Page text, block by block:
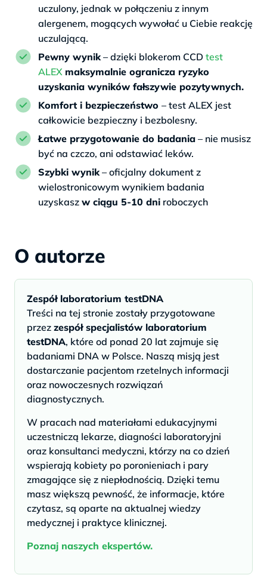
uczulony, jednak w połączeniu z innym
alergenem, mogących wywołać u Ciebie reakcję
uczulającą.
Pewny wynik – dzięki blokerom CCD test
ALEX maksymalnie ogranicza ryzyko
uzyskania wyników fałszywie pozytywnych.
Komfort i bezpieczeństwo – test ALEX jest
całkowicie bezpieczny i bezbolesny.
Łatwe przygotowanie do badania – nie musisz
być na czczo, ani odstawiać leków.
Szybki wynik – oficjalny dokument z
wielostronicowym wynikiem badania
uzyskasz w ciągu 5-10 dni roboczych
O autorze
Zespół laboratorium testDNA
Treści na tej stronie zostały przygotowane
przez zespół specjalistów laboratorium
testDNA, które od ponad 20 lat zajmuje się
badaniami DNA w Polsce. Naszą misją jest
dostarczanie pacjentom rzetelnych informacji
oraz nowoczesnych rozwiązań
diagnostycznych.
W pracach nad materiałami edukacyjnymi
uczestniczą lekarze, diagności laboratoryjni
oraz konsultanci medyczni, którzy na co dzień
wspierają kobiety po poronieniach i pary
zmagające się z niepłodnością. Dzięki temu
masz większą pewność, że informacje, które
czytasz, są oparte na aktualnej wiedzy
medycznej i praktyce klinicznej.
Poznaj naszych ekspertów.